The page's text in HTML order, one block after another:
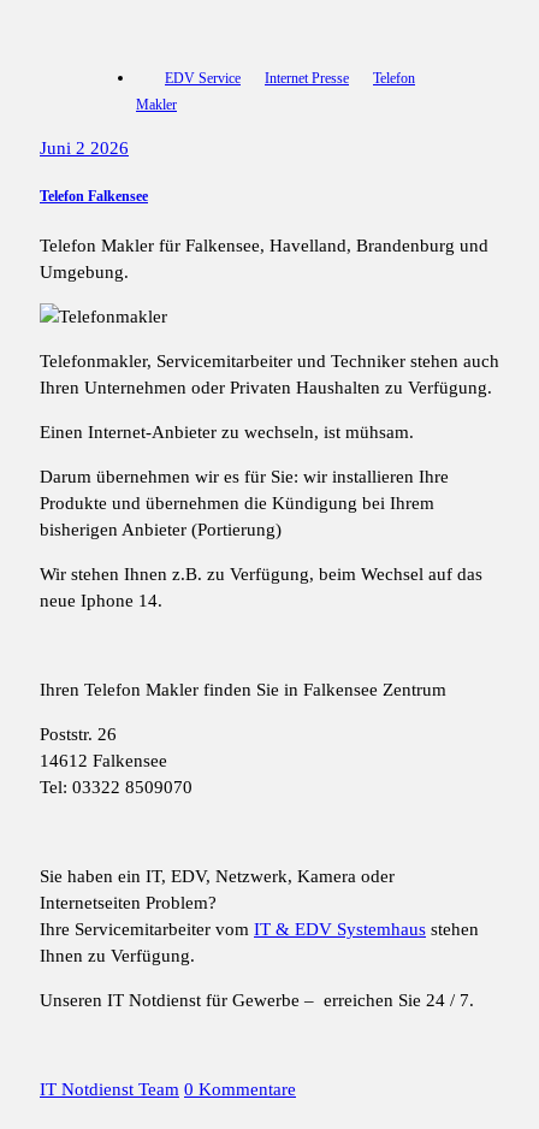
EDV Service Internet Presse
Telefon
Makler
Juni 2 2026
Telefon Falkensee
Telefon Makler für Falkensee, Havelland, Brandenburg und
Umgebung.
Telefonmakler, Servicemitarbeiter und Techniker stehen auch
Ihren Unternehmen oder Privaten Haushalten zu Verfügung.
Einen Internet-Anbieter zu wechseln, ist mühsam.
Darum übernehmen wir es für Sie: wir installieren Ihre
Produkte und übernehmen die Kündigung bei Ihrem
bisherigen Anbieter (Portierung)
Wir stehen Ihnen z.B. zu Verfügung, beim Wechsel auf das
neue Iphone 14.
Ihren Telefon Makler finden Sie in Falkensee Zentrum
Poststr. 26
14612 Falkensee
Tel: 03322 8509070
Sie haben ein IT, EDV, Netzwerk, Kamera oder
Internetseiten Problem?
Ihre Servicemitarbeiter vom IT & EDV Systemhaus stehen
Ihnen zu Verfügung.
Unseren IT Notdienst für Gewerbe – erreichen Sie 24 / 7.
IT Notdienst Team 0 Kommentare